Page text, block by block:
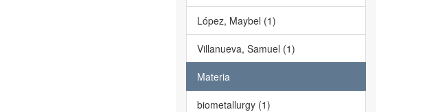
López, Maybel (1)
Villanueva, Samuel (1)
Materia
biometallurgy (1)